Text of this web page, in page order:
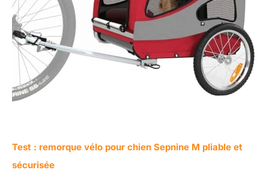
Test : remorque vélo pour chien Sepnine M pliable et
sécurisée